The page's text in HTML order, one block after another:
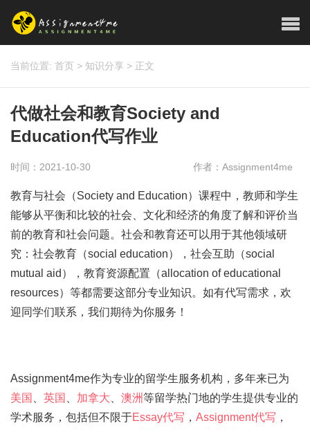
当前位置: 首页 > 知识分享 > 正文
代做社会和教育Society and
Education代写作业
时间：2021-10-30 作者：Assignment4me
教育与社会（Society and Education）课程中，教师和学生
能够从平衡和比较的社会、文化和经济的角度了解和评价当
前的教育和社会问题。社会和教育还可以用于其他领域研
究：社会教育（social education），社会互助（social
mutual aid），教育资源配置（allocation of educational
resources）等都需要这部分专业知识。如有代写需求，欢
迎同学们联系，我们期待为你服务！
Assignment4me作为专业的留学生服务机构，多年来已为
美国
英国 加拿大 澳洲等留学热门地的学生提供专业的
学术服务，包括但不限于Essay代写 ， Assignment代写 ，